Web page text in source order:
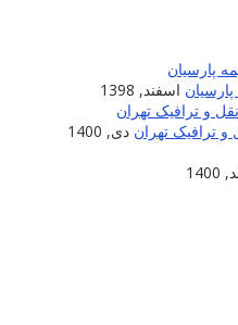
اسفند, 1398
ترافیک تهران دی, 1400